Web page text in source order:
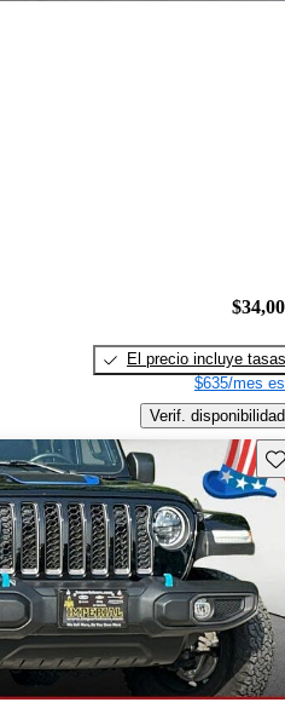
El precio incluye tasas
$635/mes
Verif. disponibilidad